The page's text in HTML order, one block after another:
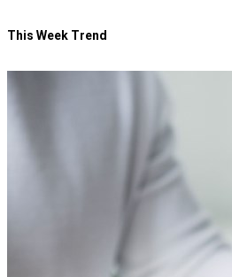
This Week Trend